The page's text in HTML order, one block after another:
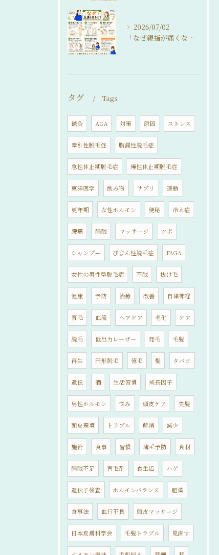
2026/07/02
「なぜ親指が痛くなるの？」
タグ Tags
鍼灸 AGA 対策 原因 ストレス
牽引性脱毛症 脂漏性脱毛症
急性休止期脱毛症 慢性休止期脱毛症
東洋医学 飲み物 サプリ 運動
更年期 女性ホルモン 便秘 冷え症
腰痛 睡眠 マッサージ ツボ
シャンプー びまん性脱毛症 FAGA
女性の男性型脱毛症 不眠 抜け毛
健康 予防 治療 改善 自律神経
育毛 血流 ヘアケア 老化 ケア
脱毛 低出力レーザー 発毛 毛髪
再生 円形脱毛 億毛 髪 タバコ
遺伝 酒 生活習慣 成長因子
男性ホルモン 悩み 頭皮ケア 美髪
頭皮環境 トラブル 解消 減少
施術 食事 習慣 薄毛予防 食材
睡眠不足 育毛剤 食生活 ハゲ
遺伝子検査 ホルモンバランス 肥満
食事法 血行不良 頭皮マッサージ
日本皮膚科学会 毛髪トラブル 見直す